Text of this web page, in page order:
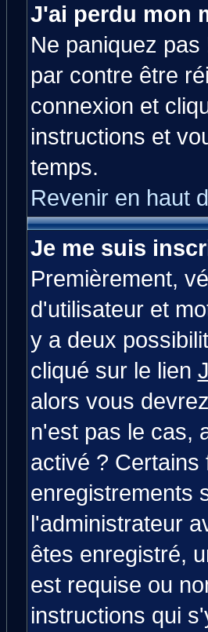
J'ai perdu mon
Ne paniquez
par contre être
connexion et
instructions et
temps.
Revenir en haut
Je me suis
Premièrement,
d'utilisateur et
y a deux
cliqué sur le lien
alors vous
n'est pas le cas,
activé ?
enregistrements
l'administrateur
êtes enregistré,
est requise ou
instructions qui